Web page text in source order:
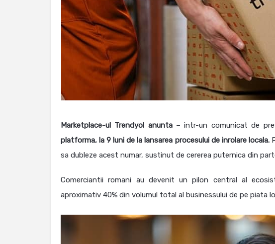
Marketplace-ul Trendyol anunta– intr-un comunicat de
platforma, la 9 luni de la lansarea procesului de inrolare locala.
sa dubleze acest numar, sustinut de cererea puternica din
Comerciantii romani au devenit un pilon central al
aproximativ 40% din volumul total al businessului de pe piata